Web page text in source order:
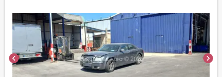
chevron_left chevron_right